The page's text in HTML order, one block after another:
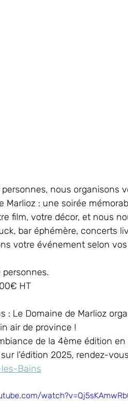
nous organisons
Marlioz : une soirée
film, votre décor, et nous
bar éphémère, concerts
votre événement selon
HT
: Le Domaine de Marlioz
air de province !
de la 4ème édition en
l'édition 2025, rendez-
Bains